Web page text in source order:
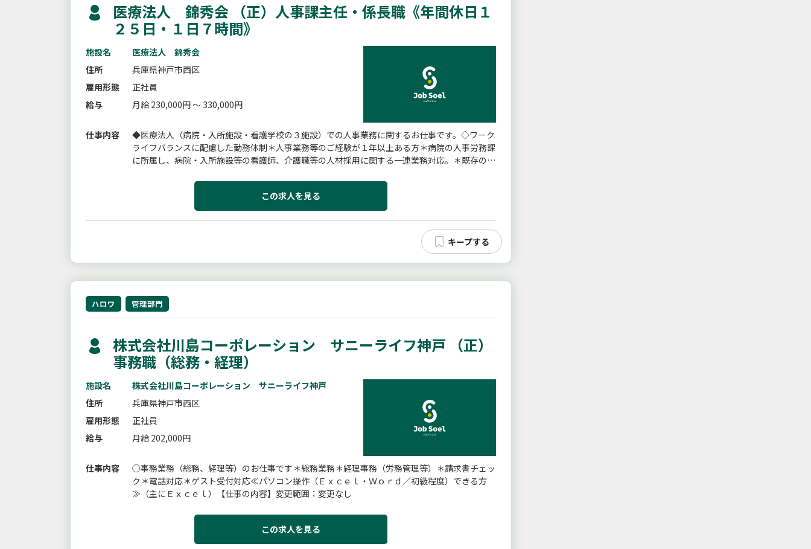
医療法人 錦秀会 （正）人事課主任・係長職《年間休日１
２５日・１日７時間》
施設名
医療法人 錦秀会
住所
兵庫県神戸市西区
雇用形態
正社員
給与
月給 230,000円 ～ 330,000円
仕事内容
◆医療法人（病院・入所施設・看護学校の３施設）での人事業務に関するお仕事です。◇ワーク
ライフバランスに配慮した勤務体制＊人事業務等のご経験が１年以上ある方＊病院の人事労務課
に所属し、病院・入所施設等の看護師、介護職等の人材採用に関する一連業務対応。＊既存の人
この求人を見る
ハロワ 管理部門
株式会社川島コーポレーション サニーライフ神戸 （正）
事務職（総務・経理）
施設名
株式会社川島コーポレーション サニーライフ神戸
住所
兵庫県神戸市西区
雇用形態
正社員
給与
月給 202,000円
仕事内容
○事務業務（総務、経理等）のお仕事です＊総務業務＊経理事務（労務管理等）＊請求書チェッ
ク＊電話対応＊ゲスト受付対応≪パソコン操作（Ｅｘｃｅｌ・Ｗｏｒｄ／初級程度）できる方
≫（主にＥｘｃｅｌ）【仕事の内容】変更範囲：変更なし
この求人を見る